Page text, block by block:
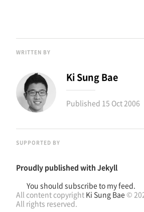
WRITTEN BY
Ki Sung Bae
Published 15 Oct 2006
SUPPORTED BY
Proudly published with Jekyll
You should subscribe to my feed.
All content copyright Ki Sung Bae©
All rights reserved.